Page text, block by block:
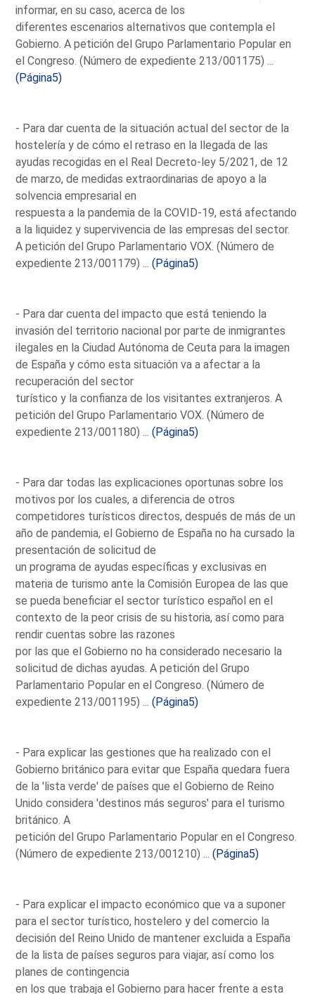
informar, en su caso, acerca de los
diferentes escenarios alternativos que contempla el
Gobierno. A petición del Grupo Parlamentario Popular en
el Congreso. (Número de expediente 213/001175) ...
(Página5)
- Para dar cuenta de la situación actual del sector de la
hostelería y de cómo el retraso en la llegada de las
ayudas recogidas en el Real Decreto-ley 5/2021, de 12
de marzo, de medidas extraordinarias de apoyo a la
solvencia empresarial en
respuesta a la pandemia de la COVID-19, está afectando
a la liquidez y supervivencia de las empresas del sector.
A petición del Grupo Parlamentario VOX. (Número de
expediente 213/001179) ...(Página5)
- Para dar cuenta del impacto que está teniendo la
invasión del territorio nacional por parte de inmigrantes
ilegales en la Ciudad Autónoma de Ceuta para la imagen
de España y cómo esta situación va a afectar a la
recuperación del sector
turístico y la confianza de los visitantes extranjeros. A
petición del Grupo Parlamentario VOX. (Número de
expediente 213/001180) ...(Página5)
- Para dar todas las explicaciones oportunas sobre los
motivos por los cuales, a diferencia de otros
competidores turísticos directos, después de más de un
año de pandemia, el Gobierno de España no ha cursado la
presentación de solicitud de
un programa de ayudas específicas y exclusivas en
materia de turismo ante la Comisión Europea de las que
se pueda beneficiar el sector turístico español en el
contexto de la peor crisis de su historia, así como para
rendir cuentas sobre las razones
por las que el Gobierno no ha considerado necesario la
solicitud de dichas ayudas. A petición del Grupo
Parlamentario Popular en el Congreso. (Número de
expediente 213/001195) ...(Página5)
- Para explicar las gestiones que ha realizado con el
Gobierno británico para evitar que España quedara fuera
de la 'lista verde' de países que el Gobierno de Reino
Unido considera 'destinos más seguros' para el turismo
británico. A
petición del Grupo Parlamentario Popular en el Congreso.
(Número de expediente 213/001210) ...(Página5)
- Para explicar el impacto económico que va a suponer
para el sector turístico, hostelero y del comercio la
decisión del Reino Unido de mantener excluida a España
de la lista de países seguros para viajar, así como los
planes de contingencia
en los que trabaja el Gobierno para hacer frente a esta